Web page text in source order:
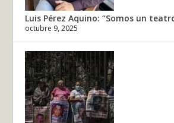
Luis Pérez Aquino: “Somos un
octubre 9, 2025